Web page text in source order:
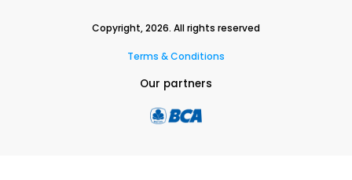
Copyright,2026. All rights reserved
Terms & Conditions
Our partners